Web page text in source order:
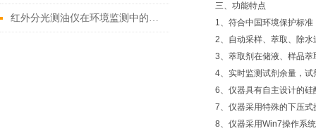
红外分光测油仪在环境监测中的应用
三、功能特点
1、符合中国环境保护标
2、自动采样、萃取、除
3、萃取剂在储液、样品
4、实时监测试剂余量，
6、仪器具有自主设计的
7、仪器采用特殊的下压
8、仪器采用Win7操作系